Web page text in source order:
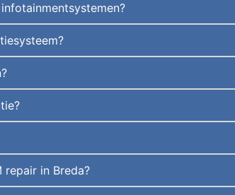
repair in Breda?